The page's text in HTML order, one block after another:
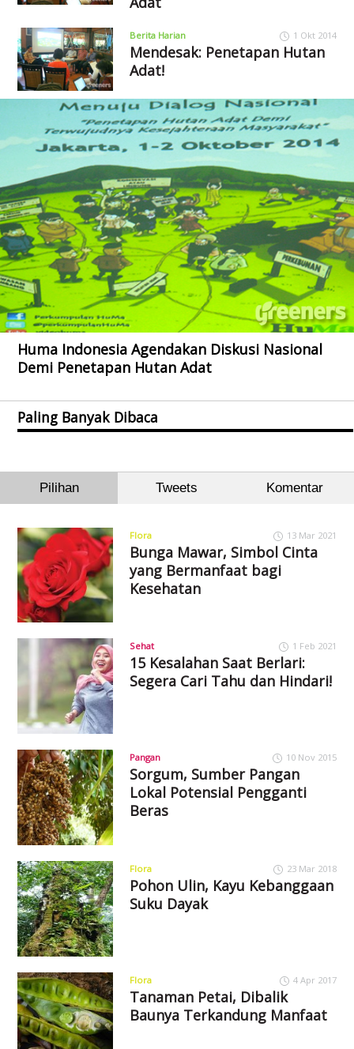
Berita Harian 1 Okt 2014
Mendesak: Penetapan Hutan
Adat!
Huma Indonesia Agendakan Diskusi Nasional
Demi Penetapan Hutan Adat
Paling Banyak Dibaca
Pilihan Tweets Komentar
Flora 13 Mar 2021
Bunga Mawar, Simbol Cinta
yang Bermanfaat bagi
Kesehatan
Sehat 1 Feb 2021
15 Kesalahan Saat Berlari:
Segera Cari Tahu dan Hindari!
Pangan 10 Nov 2015
Sorgum, Sumber Pangan
Lokal Potensial Pengganti
Beras
Flora 23 Mar 2018
Pohon Ulin, Kayu Kebanggaan
Suku Dayak
Flora 4 Apr 2017
Tanaman Petai, Dibalik
Baunya Terkandung Manfaat